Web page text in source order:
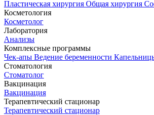
Пластическая хирургия Общая хирургия
Косметология
Косметолог
Лаборатория
Анализы
Комплексные программы
Чек-апы Ведение беременности
Стоматология
Стоматолог
Вакцинация
Вакцинация
Терапевтический стационар
Терапевтический стационар